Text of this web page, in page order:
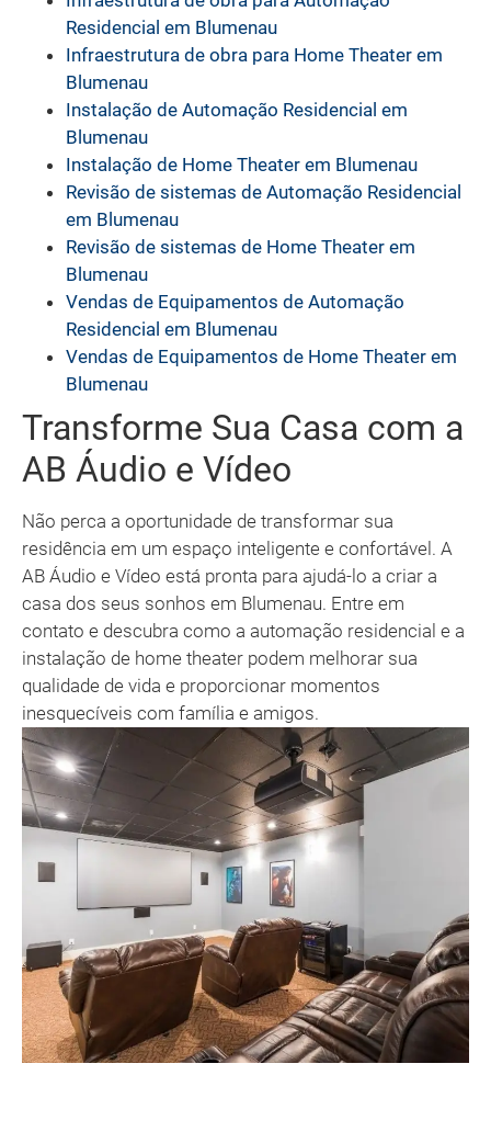
Residencial em Blumenau
Infraestrutura de obra para Home Theater em
Blumenau
Instalação de Automação Residencial em
Blumenau
Instalação de Home Theater em Blumenau
Revisão de sistemas de Automação Residencial
em Blumenau
Revisão de sistemas de Home Theater em
Blumenau
Vendas de Equipamentos de Automação
Residencial em Blumenau
Vendas de Equipamentos de Home Theater em
Blumenau
Transforme Sua Casa com a
AB Áudio e Vídeo
Não perca a oportunidade de transformar sua
residência em um espaço inteligente e confortável. A
AB Áudio e Vídeo está pronta para ajudá-lo a criar a
casa dos seus sonhos em Blumenau. Entre em
contato e descubra como a automação residencial e a
instalação de home theater podem melhorar sua
qualidade de vida e proporcionar momentos
inesquecíveis com família e amigos.